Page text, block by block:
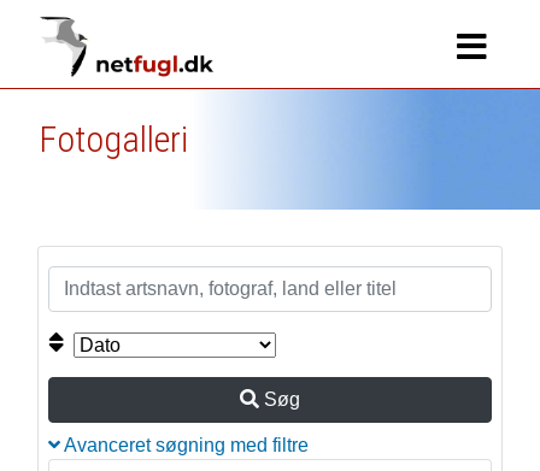
Fotogalleri
Søg
Avanceret søgning med filtre